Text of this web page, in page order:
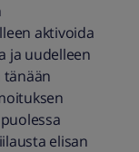
aktivoida
ja uudelleen
tänään
elisan